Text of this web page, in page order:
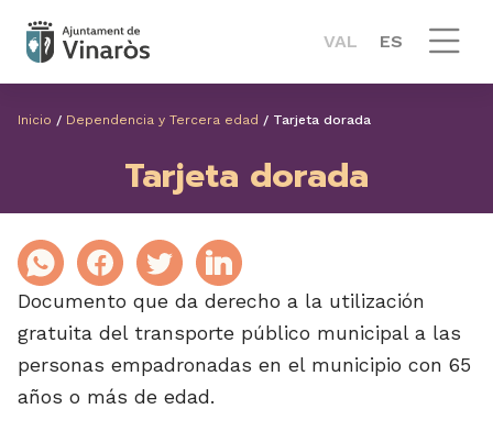
VAL ES
Inicio / Dependencia y Tercera edad / Tarjeta dorada
Tarjeta dorada
Documento que da derecho a la utilización
gratuita del transporte público municipal a las
personas empadronadas en el municipio con 65
años o más de edad.